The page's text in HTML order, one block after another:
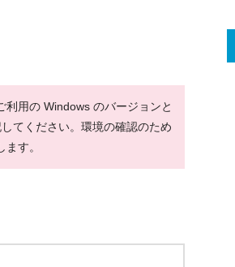
用の Windows のバージョンと
てください。環境の確認のため
す。